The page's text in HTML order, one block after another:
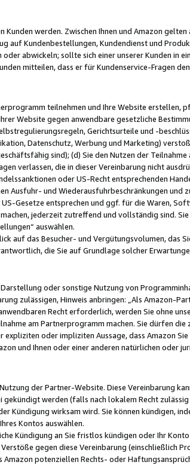
werden. Zwischen Ihnen und Amazon
auf Kundenbestellungen, Kundendienst und
abwickeln; sollte sich einer unserer Kunden in
mitteilen, dass er für Kundenservice-Fragen
teilnehmen und Ihre Website erstellen,
Website gegen anwendbare gesetzliche
Gerichtsurteile und -
Datenschutz, Werbung und Marketing)
sind); (d) Sie den Nutzen der
verlassen, die in dieser Vereinbarung nicht
oder US-Recht entsprechenden
Ausfuhr- und Wiederausfuhrbeschränkungen und
Gesetze entsprechen und ggf. für die Waren,
jederzeit zutreffend und vollständig sind.
auswählen.
auf das Besucher- und Vergütungsvolumen, das
die Sie auf Grundlage solcher
oder sonstige Nutzung von
zulässigen, Hinweis anbringen: „Als Amazon-
Recht erforderlich, werden Sie ohne
am Partnerprogramm machen. Sie dürfen die
oder impliziten Aussage, dass Amazon
und Ihnen oder einer anderen natürlichen oder
der Partner-Website. Diese Vereinbarung
werden (falls nach lokalem Recht
Kündigung wirksam wird. Sie können kündigen,
Kontos auswählen.
Kündigung an Sie fristlos kündigen oder Ihr
gegen diese Vereinbarung (einschließlich
potenziellen Rechts- oder